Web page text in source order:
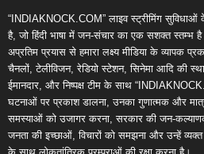
“INDIAKNOCK.COM” लाइव स्ट्रीमिंग
है, जो हिंदी भाषा में जन-संचार का एक सशक्त स्तम्भ
अप्रतिम प्रयास से हमारा लक्ष्य मीडिया के व्यापक
चैनलों, टेलीविजन, रेडियो स्टेशन, सिनेमा आदि की
ईमानदार, और निष्पक्ष टीम के साथ
घटनाओं पर प्रकाश डालना, उनका गुणात्मक और
समस्याओं को उजागर करना, सरकार की जन-
जनता की इच्छाओं, विचारों को समझना और उन्हें